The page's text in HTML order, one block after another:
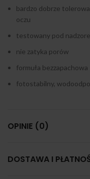
bardzo dobrze
oczu
testowany pod
nie zatyka porów
formuła bezzapachowa
fotostabilny,
OPINIE (0)
DOSTAWA I